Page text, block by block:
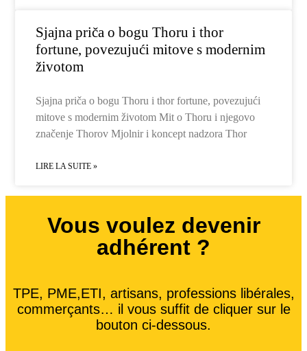
Sjajna priča o bogu Thoru i thor
fortune, povezujući mitove s modernim
životom
Sjajna priča o bogu Thoru i thor fortune, povezujući
mitove s modernim životom Mit o Thoru i njegovo
značenje Thorov Mjolnir i koncept nadzora Thor
LIRE LA SUITE »
Vous voulez devenir
adhérent ?
TPE, PME,ETI, artisans, professions libérales,
commerçants… il vous suffit de cliquer sur le
bouton ci-dessous.